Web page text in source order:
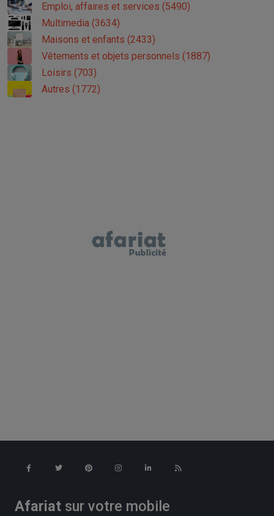
Emploi, affaires et services (5490)
Multimedia (3634)
Maisons et enfants (2433)
Vêtements et objets personnels (1887)
Loisirs (703)
Autres (1772)
Afariat sur votre mobile